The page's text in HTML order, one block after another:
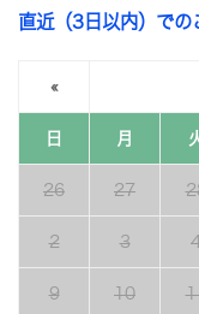
直近（3日以内）での
«
日 月
26 27
2 3
9 10